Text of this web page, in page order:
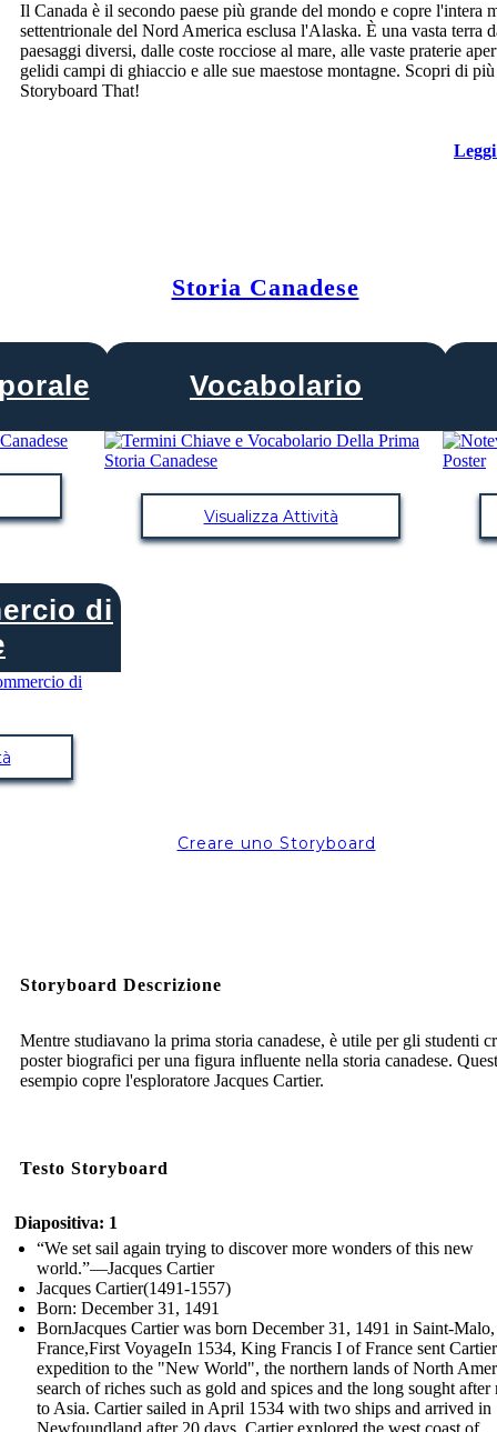
Il Canada è il secondo paese più grande del mondo e copre l'intera
settentrionale del Nord America esclusa l'Alaska. È una vasta terra
paesaggi diversi, dalle coste rocciose al mare, alle vaste praterie
gelidi campi di ghiaccio e alle sue maestose montagne. Scopri di
Storyboard That!
Storia Canadese
Vocabolario
Visualizza Attività
di
Creare uno Storyboard
Storyboard Descrizione
Mentre studiavano la prima storia canadese, è utile per gli studenti
poster biografici per una figura influente nella storia canadese.
esempio copre l'esploratore Jacques Cartier.
Testo Storyboard
Diapositiva: 1
“We set sail again trying to discover more wonders of this new
world.”—Jacques Cartier
Jacques Cartier(1491-1557)
Born: December 31, 1491
BornJacques Cartier was born December 31, 1491 in Saint-Malo,
France,First VoyageIn 1534, King Francis I of France sent
expedition to the "New World", the northern lands of North
search of riches such as gold and spices and the long sought after
to Asia. Cartier sailed in April 1534 with two ships and arrived in